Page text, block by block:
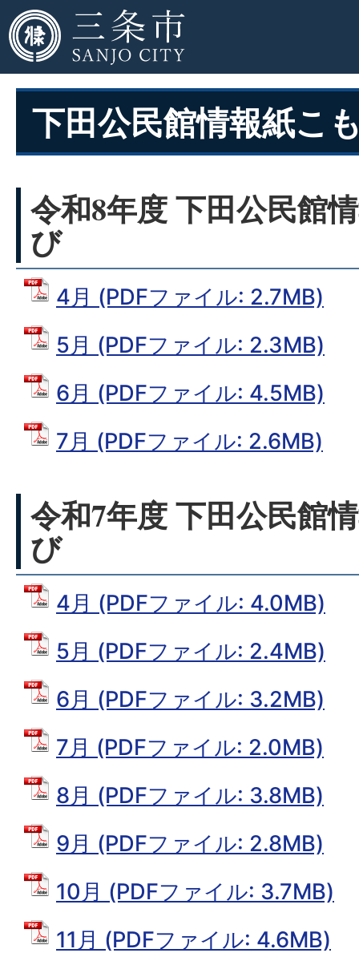
下田公民館情報紙こ
令和8年度 下田公民館
び
4月 (PDFファイル: 2.7MB)
5月 (PDFファイル: 2.3MB)
6月 (PDFファイル: 4.5MB)
7月 (PDFファイル: 2.6MB)
令和7年度 下田公民館
び
4月 (PDFファイル: 4.0MB)
5月 (PDFファイル: 2.4MB)
6月 (PDFファイル: 3.2MB)
7月 (PDFファイル: 2.0MB)
8月 (PDFファイル: 3.8MB)
9月 (PDFファイル: 2.8MB)
10月 (PDFファイル: 3.7MB)
11月 (PDFファイル: 4.6MB)